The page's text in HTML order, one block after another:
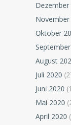
Dezember
November
Oktober
August
Juli 2020
Juni 2020
Mai 2020
April 2020